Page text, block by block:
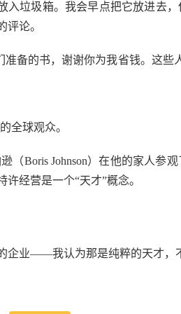
入垃圾箱。我会早点把它放进去
评论。
备的书，谢谢你为我省钱。这些
全球观众。
（Boris Johnson）在他的家人参
许经营是一个“天才”概念。
企业——我认为那是纯粹的天才，